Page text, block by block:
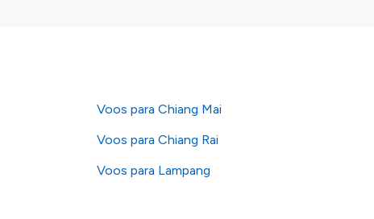
Voos para Chiang Mai
Voos para Chiang Rai
Voos para Lampang